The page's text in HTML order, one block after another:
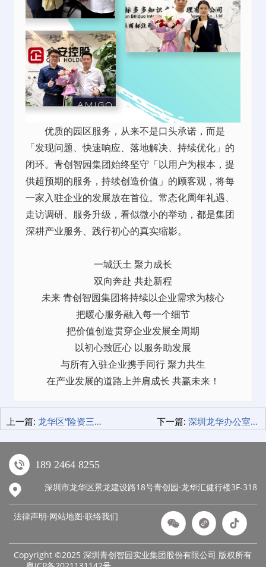
优质的园区服务，从来不是口头承诺，而是
「发现问题、快速响应、落地解决、持续优化」的
闭环。青创智园集团始终坚守「以用户为根本，提
供超预期的服务，持续创造价值」的顾客观，将每
一家入驻企业的发展放在首位。常态化周年礼遇、
走访调研、服务升级，看似微小的举动，都是集团
深耕产业服务、践行初心的真实缩影。
一城沃土 聚力成长
双向奔赴 共赴新程
未来 青创智园集团将持续以企业需求为核心
把暖心服务融入每一个细节
把价值创造贯穿企业发展全周期
以初心致匠心 以服务助发展
与所有入驻企业携手同行 聚力共生
在产业发展的道路上并肩成长 共赢未来！
上一篇: 龙华区“险资三大计划”联合正式启动 青创智园集团共探赋能新路径 下一篇: 深圳龙华办公室推荐，别再只盯着市中心了，这4个产业园把服务卷到了天花板
189 2464 8255
深圳市龙华区景龙建设路18号青创园·龙华汇健行楼3F-318
法律声明·网站地图·联络我们
Copyright ©2025 深圳青创智园实业集团股份有限公司 版权所有